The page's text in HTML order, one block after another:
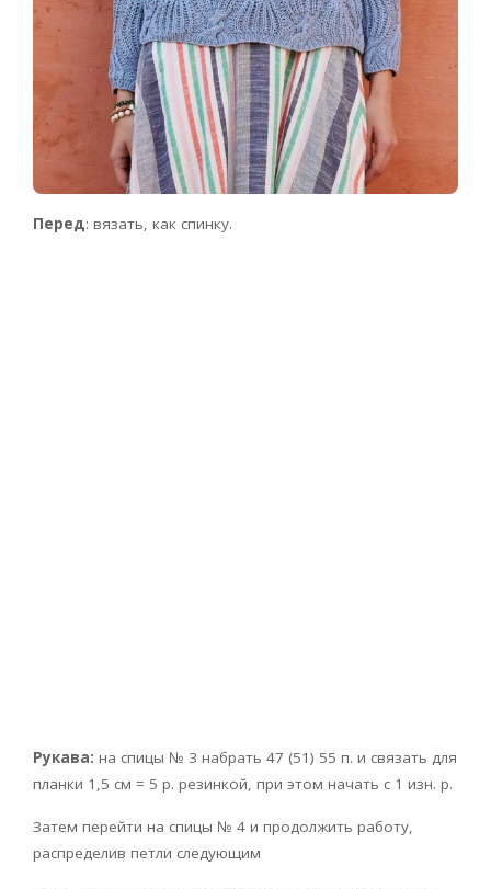
Перед: вязать, как спинку.
Рукава: на спицы № 3 набрать 47 (51) 55 п. и связать для
планки 1,5 см = 5 р. резинкой, при этом начать с 1 изн. р.
Затем перейти на спицы № 4 и продолжить работу,
распределив петли следующим